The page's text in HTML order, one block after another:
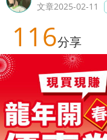
文章2025-02-11
116分享